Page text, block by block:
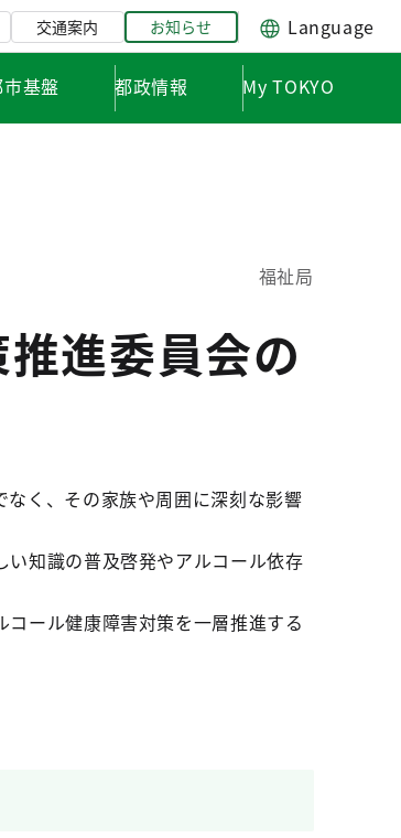
交通案内 お知らせ Language
基盤 都政情報 My TOKYO
福祉局
進委員会の
く、その家族や周囲に深刻な影響
知識の普及啓発やアルコール依存
ール健康障害対策を一層推進する